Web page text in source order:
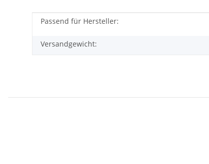
Produkteigenschaft
Wert
Passend für Hersteller:
Versandgewicht: